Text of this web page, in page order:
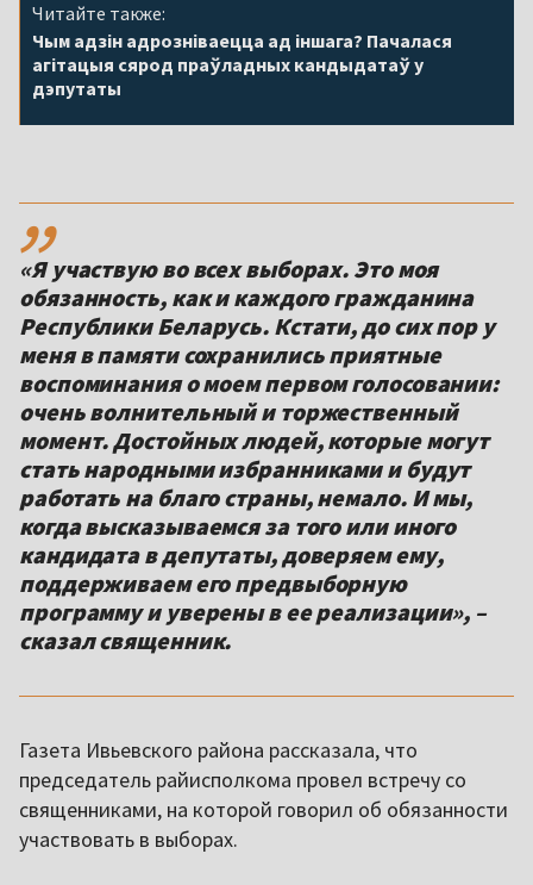
Читайте также:
Чым адзін адрозніваецца ад іншага? Пачалася
агітацыя сярод праўладных кандыдатаў у
дэпутаты
,,
«Я участвую во всех выборах. Это моя
обязанность, как и каждого гражданина
Республики Беларусь. Кстати, до сих пор у
меня в памяти сохранились приятные
воспоминания о моем первом голосовании:
очень волнительный и торжественный
момент. Достойных людей, которые могут
стать народными избранниками и будут
работать на благо страны, немало. И мы,
когда высказываемся за того или иного
кандидата в депутаты, доверяем ему,
поддерживаем его предвыборную
программу и уверены в ее реализации», –
сказал священник.
Газета Ивьевского района рассказала, что
председатель райисполкома провел встречу со
священниками, на которой говорил об обязанности
участвовать в выборах.